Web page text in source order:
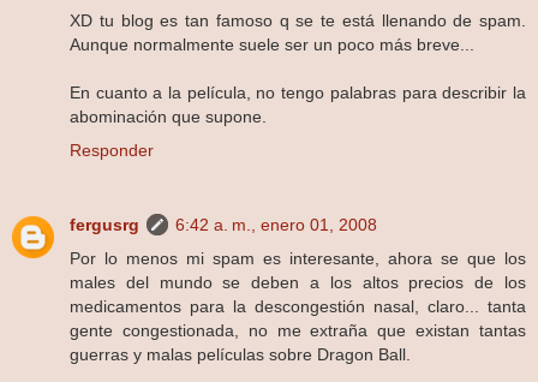
XD tu blog es tan famoso q se te está llenando de spam.
Aunque normalmente suele ser un poco más breve...
En cuanto a la película, no tengo palabras para describir la
abominación que supone.
Responder
fergusrg
6:42 a. m., enero 01, 2008
Por lo menos mi spam es interesante, ahora se que los
males del mundo se deben a los altos precios de los
medicamentos para la descongestión nasal, claro... tanta
gente congestionada, no me extraña que existan tantas
guerras y malas películas sobre Dragon Ball.